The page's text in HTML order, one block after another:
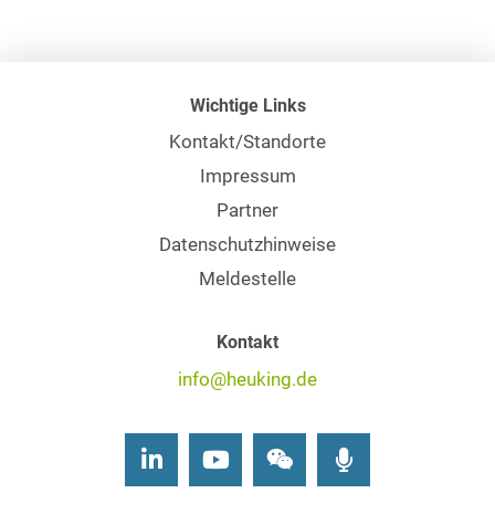
Wichtige Links
Kontakt/Standorte
Impressum
Partner
Datenschutzhinweise
Meldestelle
Kontakt
info@heuking.de
LinkedInYoutubeWechat